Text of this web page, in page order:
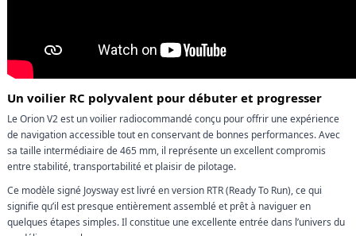
Un voilier RC polyvalent pour débuter et progresser
Le Orion V2 est un voilier radiocommandé conçu pour offrir une expérience
de navigation accessible tout en conservant de bonnes performances. Avec
sa taille intermédiaire de 465 mm, il représente un excellent compromis
entre stabilité, transportabilité et plaisir de pilotage.
Ce modèle signé Joysway est livré en version RTR (Ready To Run), ce qui
signifie qu’il est presque entièrement assemblé et prêt à naviguer en
quelques étapes simples. Il constitue une excellente entrée dans l’univers du